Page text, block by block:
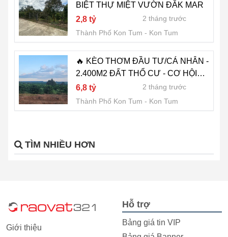
BIỆT THỰ MIỆT VƯỜN ĐĂK MAR
2,8 tỷ
2 tháng trước
Thành Phố Kon Tum
Kon Tum
🔥 KÈO THƠM ĐẦU TƯ/CÁ NHÂN -
2.400M2 ĐẤT THỔ CƯ - CƠ HỘI
PHÂN LÔ SINH LỜI KHỦNG 🔥
6,8 tỷ
2 tháng trước
Thành Phố Kon Tum
Kon Tum
TÌM NHIỀU HƠN
Giới thiệu
Hỗ trợ
Bảng giá tin VIP